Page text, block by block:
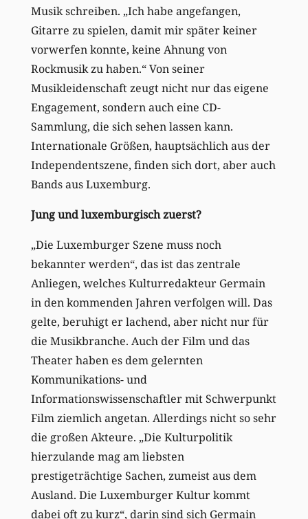
Musik schreiben. „Ich habe angefangen,
Gitarre zu spielen, damit mir später keiner
vorwerfen konnte, keine Ahnung von
Rockmusik zu haben.“ Von seiner
Musikleidenschaft zeugt nicht nur das eigene
Engagement, sondern auch eine CD-
Sammlung, die sich sehen lassen kann.
Internationale Größen, hauptsächlich aus der
Independentszene, finden sich dort, aber auch
Bands aus Luxemburg.
Jung und luxemburgisch zuerst?
„Die Luxemburger Szene muss noch
bekannter werden“, das ist das zentrale
Anliegen, welches Kulturredakteur Germain
in den kommenden Jahren verfolgen will. Das
gelte, beruhigt er lachend, aber nicht nur für
die Musikbranche. Auch der Film und das
Theater haben es dem gelernten
Kommunikations- und
Informationswissenschaftler mit Schwerpunkt
Film ziemlich angetan. Allerdings nicht so sehr
die großen Akteure. „Die Kulturpolitik
hierzulande mag am liebsten
prestigeträchtige Sachen, zumeist aus dem
Ausland. Die Luxemburger Kultur kommt
dabei oft zu kurz“, darin sind sich Germain